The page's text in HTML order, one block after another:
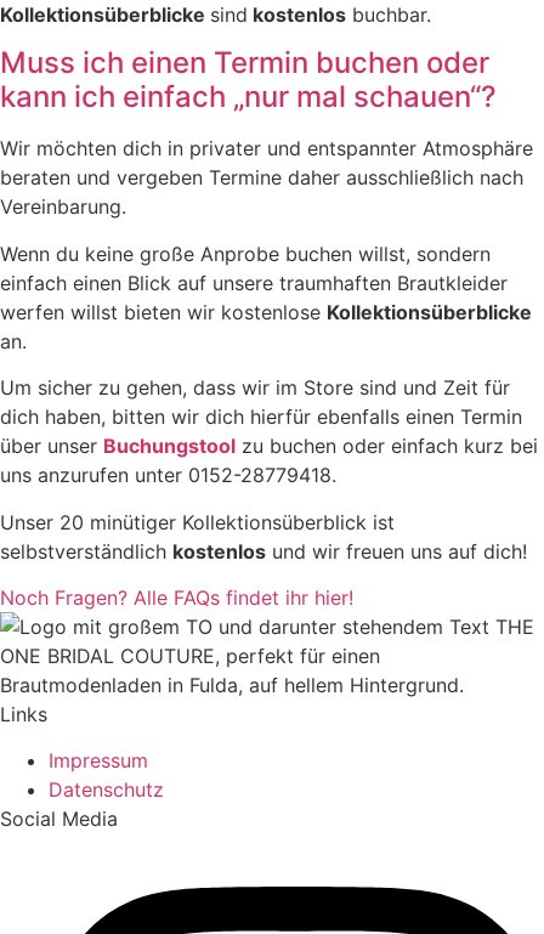
Kollektionsüberblicke sind kostenlos buchbar.
Muss ich einen Termin buchen oder
kann ich einfach „nur mal schauen“?
Wir möchten dich in privater und entspannter Atmosphäre
beraten und vergeben Termine daher ausschließlich nach
Vereinbarung.
Wenn du keine große Anprobe buchen willst, sondern
einfach einen Blick auf unsere traumhaften Brautkleider
werfen willst bieten wir kostenlose Kollektionsüberblicke
an.
Um sicher zu gehen, dass wir im Store sind und Zeit für
dich haben, bitten wir dich hierfür ebenfalls einen Termin
über unser Buchungstool zu buchen oder einfach kurz bei
uns anzurufen unter 0152-28779418.
Unser 20 minütiger Kollektionsüberblick ist
selbstverständlich kostenlos und wir freuen uns auf dich!
Noch Fragen? Alle FAQs findet ihr hier!
Links
Impressum
Datenschutz
Social Media